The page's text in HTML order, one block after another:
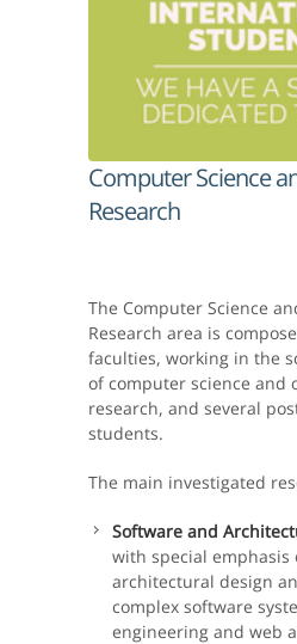
Computer Science
Research
The Computer Science
Research area is
faculties, working in the
of computer science and
research, and several
students.
The main investigated
Software and
with special emphasis
architectural design
complex software
engineering and web